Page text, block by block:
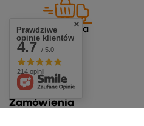
Dostawa
Zamówienia
Prawdziwe
opinie klientów
4.7 / 5.0
214 opinii